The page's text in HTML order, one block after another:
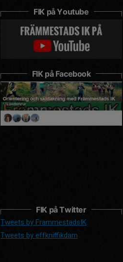
FIK på Youtube
FIK på Facebook
FIK på Twitter
Tweets by FrammestadsIK
Tweets by effkniffikdam